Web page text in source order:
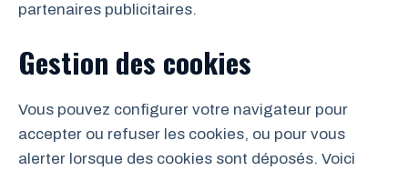
partenaires publicitaires.
Gestion des cookies
Vous pouvez configurer votre navigateur pour
accepter ou refuser les cookies, ou pour vous
alerter lorsque des cookies sont déposés. Voici